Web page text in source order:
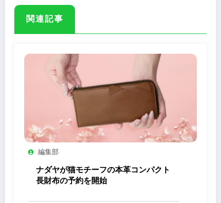
関連記事
編集部
ナダヤが猫モチーフの本革コンパクト
長財布の予約を開始